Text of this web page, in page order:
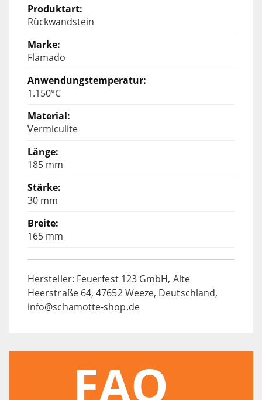
Rückwandstein
Flamado
1.150°C
Vermiculite
185 mm
30 mm
165 mm
Hersteller: Feuerfest 123 GmbH, Alte
Heerstraße 64, 47652 Weeze, Deutschland,
info@schamotte-shop.de
FAQ